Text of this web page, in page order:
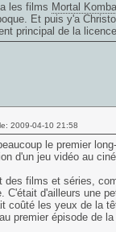
les films Mortal
Et puis y'a
principal de la
2009-04-10 21:58
le premier
d'un jeu vidéo au
des films et séries,
C'était d'ailleurs une
coûté les yeux de la
premier épisode de la